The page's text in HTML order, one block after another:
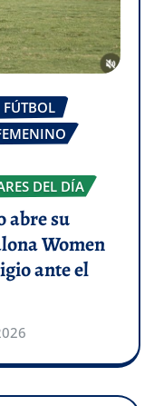
FÚTBOL
DEL DÍA
abre su
Women
ante el